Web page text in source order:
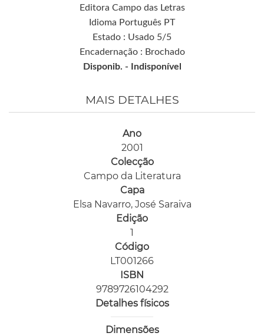
Editora Campo das Letras
Idioma Português PT
Estado : Usado 5/5
Encadernação : Brochado
Disponib. -
Indisponível
MAIS DETALHES
Ano
2001
Colecção
Campo da Literatura
Capa
Elsa Navarro, José Saraiva
Edição
1
Código
LT001266
ISBN
9789726104292
Detalhes físicos
Dimensões